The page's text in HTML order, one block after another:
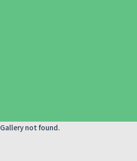
Gallery not found.